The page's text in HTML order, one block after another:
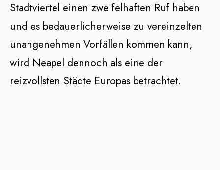
Stadtviertel einen zweifelhaften Ruf haben
und es bedauerlicherweise zu vereinzelten
unangenehmen Vorfällen kommen kann,
wird Neapel dennoch als eine der
reizvollsten Städte Europas betrachtet.